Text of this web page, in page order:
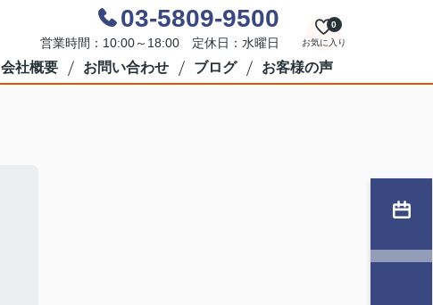
03-5809-9500
営業時間：10:00～18:00 定休日：水曜日 お気に入り
0
会社概要 お問い合わせ ブログ お客様の声